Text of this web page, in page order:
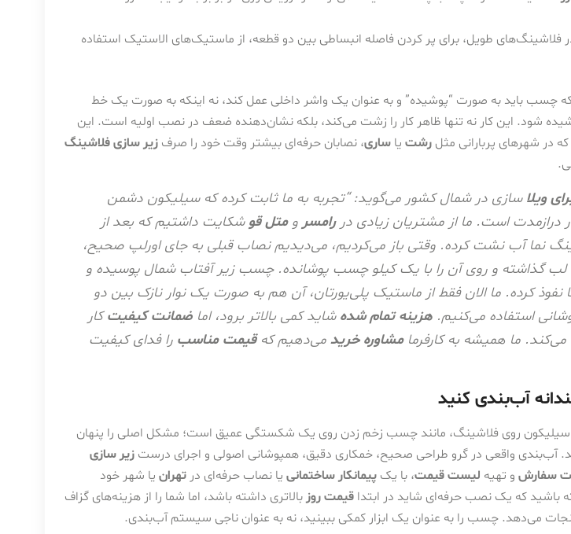
فلاشینگ‌های طویل، برای پر کردن فاصله انبساطی بین دو قطعه، از ماستیک‌های الاستیک استفاده
چسب باید به صورت “پوشیده” و به عنوان یک واشر داخلی عمل کند، نه اینکه به صورت یک خط
شود. این کار نه تنها ظاهر کار را زشت می‌کند، بلکه نشان‌دهنده ضعف در نصب اولیه است. این
در شهرهای پربارانی مثل رشت یا ساری، نصابان حرفه‌ای بیشتر وقت خود را صرف زیر سازی فلاشینگ
ویلا سازی در شمال کشور می‌گوید: “تجربه به ما ثابت کرده که سیلیکون دشمن
درازمدت است. ما از مشتریان زیادی دررامسرومتل قوشکایت داشتیم که بعد از
نما آب نشت کرده. وقتی باز می‌کردیم، می‌دیدیم نصاب قبلی به جای اورلپ صحیح،
لب گذاشته و روی آن را با یک کیلو چسب پوشانده. چسب زیر آفتاب شمال پوسیده و
کرده. ما الان فقط از ماستیک پلی‌یورتان، آن هم به صورت یک نوار نازک بین دو
استفاده می‌کنیم. هزینه تمام شده شاید کمی بالاتر برود، اما ضمانت کیفیتکار
ما همیشه به کارفرمامشاوره خرید می‌دهیم کهقیمت مناسب را فدای کیفیت
آب‌بندی کنید
سیلیکون روی فلاشینگ، مانند چسب زخم زدن روی یک شکستگی عمیق است؛ مشکل اصلی را پنهان
آب‌بندی واقعی در گرو طراحی صحیح، خمکاری دقیق، همپوشانی اصولی و اجرای درست زیر سازی
سفارش و تهیه لیست قیمت، با یک پیمانکار ساختمانی یا نصاب حرفه‌ای در تهران یا شهر خود
باشید که یک نصب حرفه‌ای شاید در ابتدا قیمت روزبالاتری داشته باشد، اما شما را از هزینه‌های گزاف
نجات می‌دهد. چسب را به عنوان یک ابزار کمکی ببینید، نه به عنوان ناجی سیستم آب‌بندی.